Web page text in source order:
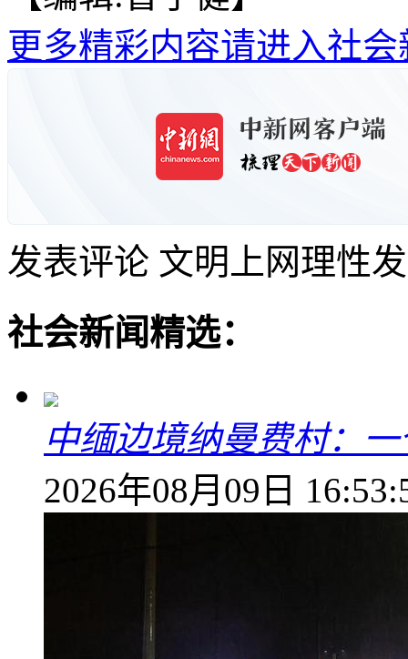
更多精彩内容请进入社会
发表评论 文明上网理性
社会新闻精选：
中缅边境纳曼费村：
2026年08月09日